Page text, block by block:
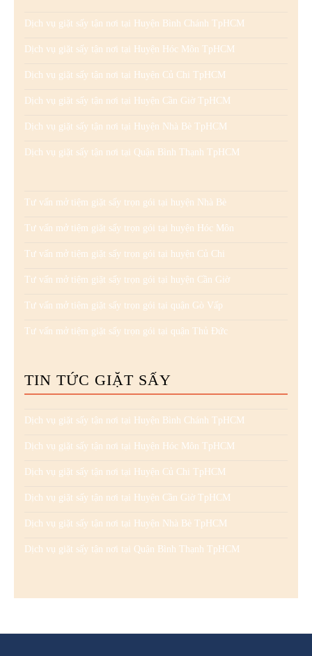
Dịch vụ giặt sấy tận nơi tại Huyện Bình Chánh TpHCM
Dịch vụ giặt sấy tận nơi tại Huyện Hóc Môn TpHCM
Dịch vụ giặt sấy tận nơi tại Huyện Củ Chi TpHCM
Dịch vụ giặt sấy tận nơi tại Huyện Cần Giờ TpHCM
Dịch vụ giặt sấy tận nơi tại Huyện Nhà Bè TpHCM
Dịch vụ giặt sấy tận nơi tại Quận Bình Thạnh TpHCM
Tư vấn mở tiệm giặt sấy trọn gói tại huyện Nhà Bè
Tư vấn mở tiệm giặt sấy trọn gói tại huyện Hóc Môn
Tư vấn mở tiệm giặt sấy trọn gói tại huyện Củ Chi
Tư vấn mở tiệm giặt sấy trọn gói tại huyện Cần Giờ
Tư vấn mở tiệm giặt sấy trọn gói tại quận Gò Vấp
Tư vấn mở tiệm giặt sấy trọn gói tại quận Thủ Đức
TIN TỨC GIẶT SẤY
Dịch vụ giặt sấy tận nơi tại Huyện Bình Chánh TpHCM
Dịch vụ giặt sấy tận nơi tại Huyện Hóc Môn TpHCM
Dịch vụ giặt sấy tận nơi tại Huyện Củ Chi TpHCM
Dịch vụ giặt sấy tận nơi tại Huyện Cần Giờ TpHCM
Dịch vụ giặt sấy tận nơi tại Huyện Nhà Bè TpHCM
Dịch vụ giặt sấy tận nơi tại Quận Bình Thạnh TpHCM